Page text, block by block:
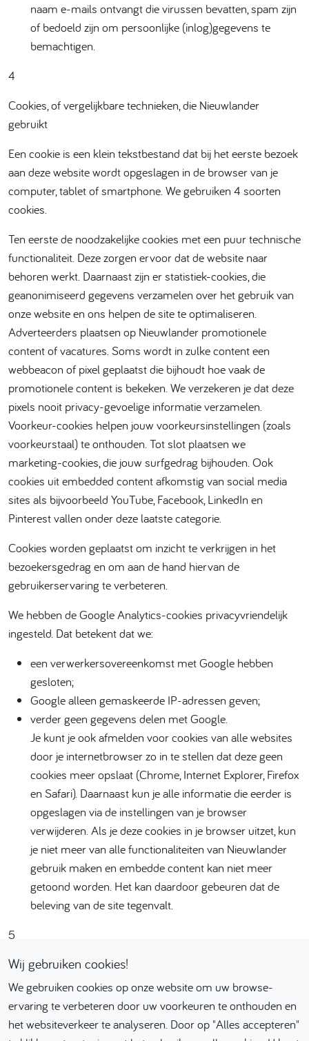
naam e-mails ontvangt die virussen bevatten, spam zijn
of bedoeld zijn om persoonlijke (inlog)gegevens te
bemachtigen.
4
Cookies, of vergelijkbare technieken, die Nieuwlander
gebruikt
Een cookie is een klein tekstbestand dat bij het eerste bezoek
aan deze website wordt opgeslagen in de browser van je
computer, tablet of smartphone. We gebruiken 4 soorten
cookies.
Ten eerste de noodzakelijke cookies met een puur technische
functionaliteit. Deze zorgen ervoor dat de website naar
behoren werkt. Daarnaast zijn er statistiek-cookies, die
geanonimiseerd gegevens verzamelen over het gebruik van
onze website en ons helpen de site te optimaliseren.
Adverteerders plaatsen op Nieuwlander promotionele
content of vacatures. Soms wordt in zulke content een
webbeacon of pixel geplaatst die bijhoudt hoe vaak de
promotionele content is bekeken. We verzekeren je dat deze
pixels nooit privacy-gevoelige informatie verzamelen.
Voorkeur-cookies helpen jouw voorkeursinstellingen (zoals
voorkeurstaal) te onthouden. Tot slot plaatsen we
marketing-cookies, die jouw surfgedrag bijhouden. Ook
cookies uit embedded content afkomstig van social media
sites als bijvoorbeeld YouTube, Facebook, LinkedIn en
Pinterest vallen onder deze laatste categorie.
Cookies worden geplaatst om inzicht te verkrijgen in het
bezoekersgedrag en om aan de hand hiervan de
gebruikerservaring te verbeteren.
We hebben de Google Analytics-cookies privacyvriendelijk
ingesteld. Dat betekent dat we:
een verwerkersovereenkomst met Google hebben
gesloten;
Google alleen gemaskeerde IP-adressen geven;
verder geen gegevens delen met Google.
Je kunt je ook afmelden voor cookies van alle websites
door je internetbrowser zo in te stellen dat deze geen
cookies meer opslaat (Chrome, Internet Explorer, Firefox
en Safari). Daarnaast kun je alle informatie die eerder is
opgeslagen via de instellingen van je browser
verwijderen. Als je deze cookies in je browser uitzet, kun
je niet meer van alle functionaliteiten van Nieuwlander
gebruik maken en embedde content kan niet meer
getoond worden. Het kan daardoor gebeuren dat de
beleving van de site tegenvalt.
5
Wij zijn Nieuwlander Ambulante Begeleiding
Wij gebruiken cookies!
We gebruiken cookies op onze website om uw browse-
ervaring te verbeteren door uw voorkeuren te onthouden en
het websiteverkeer te analyseren. Door op "Alles accepteren"